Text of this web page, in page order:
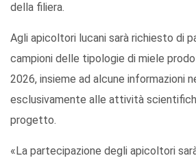
della filiera.
Agli apicoltori lucani sarà richiesto di
campioni delle tipologie di miele
2026, insieme ad alcune informazioni
esclusivamente alle attività
progetto.
«La partecipazione degli apicoltori